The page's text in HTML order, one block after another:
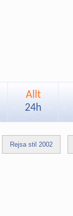
Allt
24h
Rejsa stil 2002